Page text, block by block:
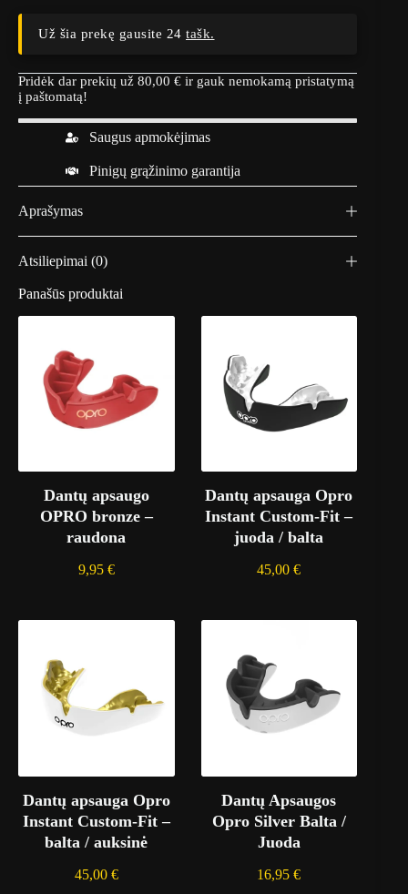
b
t
o
y
l
-
Už šia prekę gausite 24 tašk.
Pridėk dar prekių už 80,00 € ir gauk nemokamą pristatymą
į paštomatą!
Saugus apmokėjimas
Pinigų grąžinimo garantija
Aprašymas
Atsiliepimai (0)
Panašūs produktai
Dantų apsaugo
OPRO bronze –
raudona
9,95 €
Dantų apsauga Opro
Instant Custom-Fit –
juoda / balta
45,00€
Dantų apsauga Opro
Instant Custom-Fit –
balta / auksinė
45,00 €
Dantų Apsaugos
Opro Silver Balta /
Juoda
16,95€